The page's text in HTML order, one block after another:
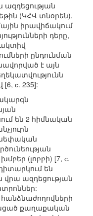
ազդեցության
(ԿՀՎ տնօրեն),
իրավիճակում
դերը,
ակտիվ
ընդունման
է այն
с. 235]:
են 2 հիմնական
սեփական
(լոբբի) [7, с.
են
վրա ազդեցության
քաղաքական